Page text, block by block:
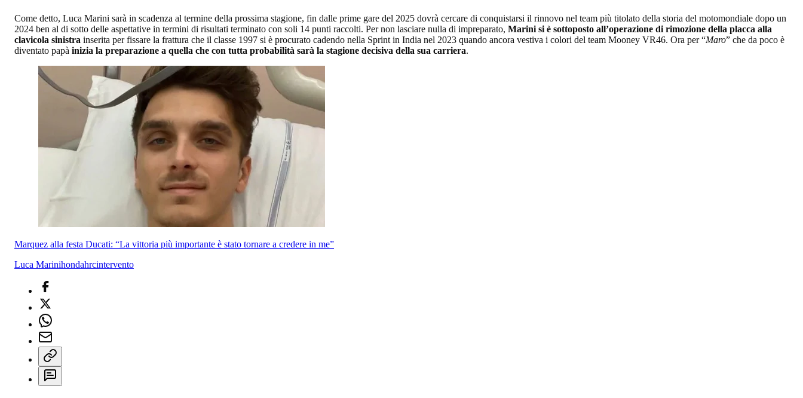
Come detto, Luca Marini sarà in scadenza al termine della prossima stagione, fin dalle prime gare del 2025 dovrà cercare di conquistarsi il rinnovo nel team più titolato della storia del motomondiale dopo un
2024 ben al di sotto delle aspettative in termini di risultati terminato con soli 14 punti raccolti. Per non lasciare nulla di impreparato, Marini si è sottoposto all’operazione di rimozione della placca alla
clavicola sinistra inserita per fissare la frattura che il classe 1997 si è procurato cadendo nella Sprint in India nel 2023 quando ancora vestiva i colori del team Mooney VR46. Ora per “Maro” che da poco è
diventato papà inizia la preparazione a quella che con tutta probabilità sarà la stagione decisiva della sua carriera.
Marquez alla festa Ducati: “La vittoria più importante è stato tornare a credere in me”
Luca Marinihondahrcintervento